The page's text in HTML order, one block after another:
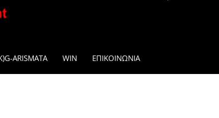
ARISMATA WIN ΕΠΙΚΟΙΝΩΝΊΑ